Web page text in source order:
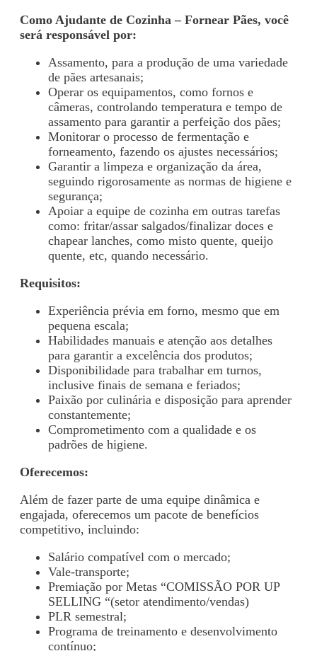
Como Ajudante de Cozinha – Fornear Pães, você
será responsável por:
Assamento, para a produção de uma variedade
de pães artesanais;
Operar os equipamentos, como fornos e
câmeras, controlando temperatura e tempo de
assamento para garantir a perfeição dos pães;
Monitorar o processo de fermentação e
forneamento, fazendo os ajustes necessários;
Garantir a limpeza e organização da área,
seguindo rigorosamente as normas de higiene e
segurança;
Apoiar a equipe de cozinha em outras tarefas
como: fritar/assar salgados/finalizar doces e
chapear lanches, como misto quente, queijo
quente, etc, quando necessário.
Requisitos:
Experiência prévia em forno, mesmo que em
pequena escala;
Habilidades manuais e atenção aos detalhes
para garantir a excelência dos produtos;
Disponibilidade para trabalhar em turnos,
inclusive finais de semana e feriados;
Paixão por culinária e disposição para aprender
constantemente;
Comprometimento com a qualidade e os
padrões de higiene.
Oferecemos:
Além de fazer parte de uma equipe dinâmica e
engajada, oferecemos um pacote de benefícios
competitivo, incluindo:
Salário compatível com o mercado;
Vale-transporte;
Premiação por Metas “COMISSÃO POR UP
SELLING “(setor atendimento/vendas)
PLR semestral;
Programa de treinamento e desenvolvimento
contínuo;